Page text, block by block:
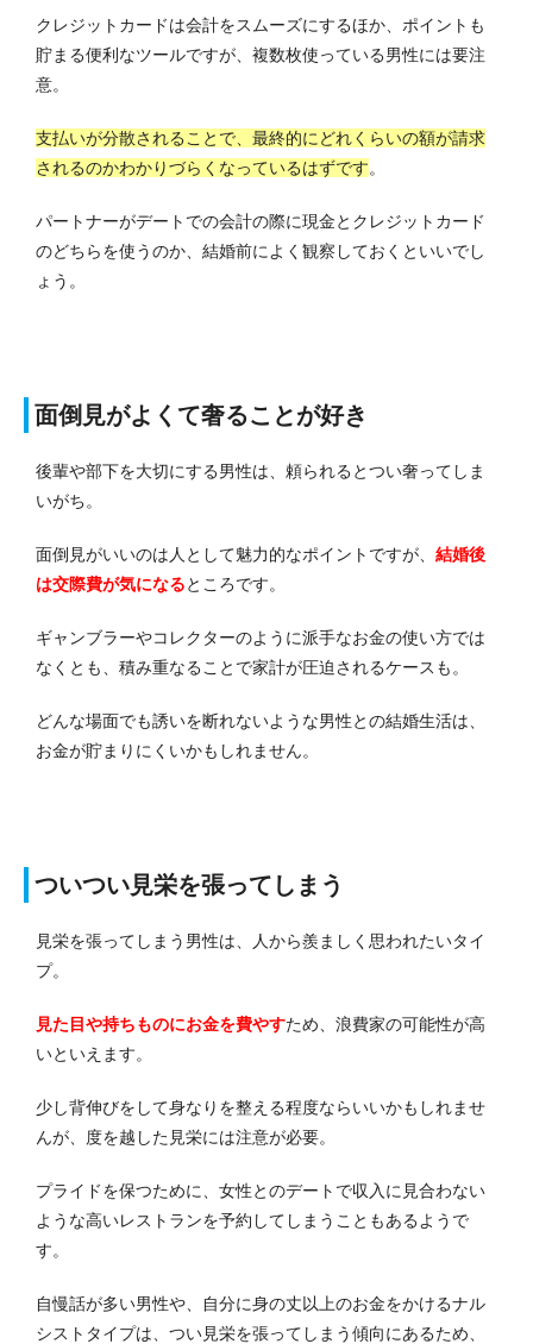
クレジットカードは会計をスムーズにするほか、ポイントも
貯まる便利なツールですが、複数枚使っている男性には要注
意。
支払いが分散されることで、最終的にどれくらいの額が請求
されるのかわかりづらくなっているはずです。
パートナーがデートでの会計の際に現金とクレジットカード
のどちらを使うのか、結婚前によく観察しておくといいでし
ょう。
面倒見がよくて奢ることが好き
後輩や部下を大切にする男性は、頼られるとつい奢ってしま
いがち。
面倒見がいいのは人として魅力的なポイントですが、 結婚後
は交際費が気になるところです。
ギャンブラーやコレクターのように派手なお金の使い方では
なくとも、積み重なることで家計が圧迫されるケースも。
どんな場面でも誘いを断れないような男性との結婚生活は、
お金が貯まりにくいかもしれません。
ついつい見栄を張ってしまう
見栄を張ってしまう男性は、人から羨ましく思われたいタイ
プ。
見た目や持ちものにお金を費やすため、浪費家の可能性が高
いといえます。
少し背伸びをして身なりを整える程度ならいいかもしれませ
んが、度を越した見栄には注意が必要。
プライドを保つために、女性とのデートで収入に見合わない
ような高いレストランを予約してしまうこともあるようで
す。
自慢話が多い男性や、自分に身の丈以上のお金をかけるナル
シストタイプは、つい見栄を張ってしまう傾向にあるため、